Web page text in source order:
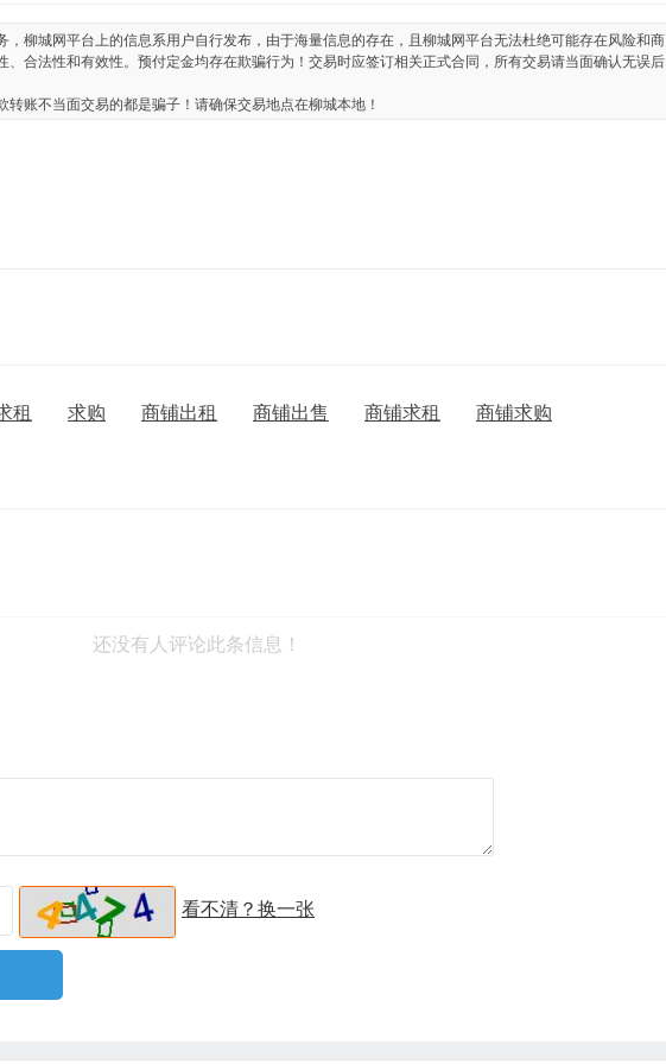
，柳城网平台上的信息系用户自行发布，由于海量信息的存在，且柳城网平台无法杜绝可能存在风险和商
、合法性和有效性。预付定金均存在欺骗行为！交易时应签订相关正式合同，所有交易请当面确认无误后
账不当面交易的都是骗子！请确保交易地点在柳城本地！
租 求购 商铺出租 商铺出售 商铺求租 商铺求购
还没有人评论此条信息！
看不清？换一张